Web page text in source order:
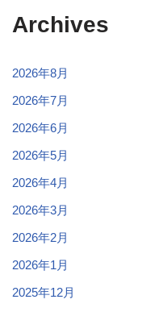
Archives
2026年8月
2026年7月
2026年6月
2026年5月
2026年4月
2026年3月
2026年2月
2026年1月
2025年12月